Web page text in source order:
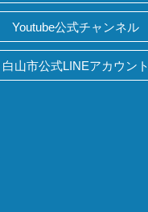
Youtube公式チャンネル
白山市公式LINEアカウント